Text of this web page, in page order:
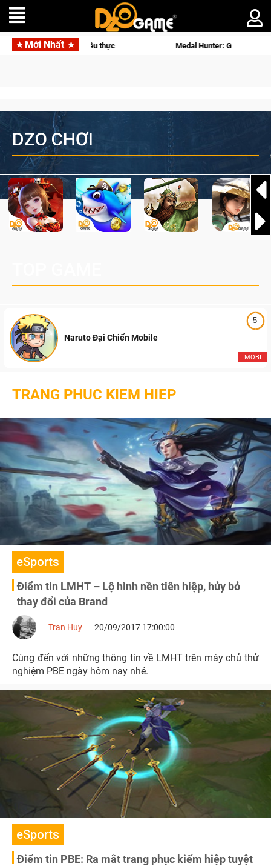
Mới Nhất
hữu vật lý siêu thực Medal Hunter: Game bắn súng PvP
DZO CHƠI
5
MOBI
Naruto Đại Chiến Mobile
TRANG PHUC KIEM HIEP
eSports
Điểm tin LMHT – Lộ hình nền tiên hiệp, hủy bỏ
thay đổi của Brand
Tran Huy 20/09/2017 17:00:00
Cùng đến với những thông tin về LMHT trên máy chủ thử
nghiệm PBE ngày hôm nay nhé.
eSports
Điểm tin PBE: Ra mắt trang phục kiếm hiệp tuyệt